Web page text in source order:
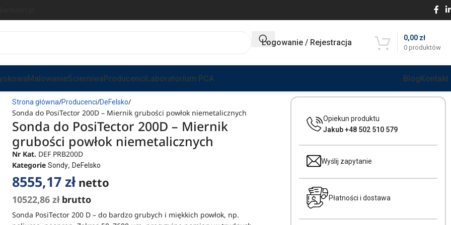
Logowanie / Rejestracja
0 produktów
0,00 zł
MalowanieŚcierniwaProducenciLaboratorium PCA BlogKontakt
Strona główna Producenci DeFelsko
Sonda do PosiTector 200D – Miernik grubości powłok niemetalicznych
Sonda do PosiTector 200D – Miernik
grubości powłok niemetalicznych
Nr Kat. DEF PRB200D
Kategorie Sondy, DeFelsko
8555,17złnetto
10522,86 złbrutto
Sonda PosiTector 200 D – do bardzo grubych i miękkich powłok, np.
Opiekun produktu
Jakub +48 502 510 579
Wyślij zapytanie
Płatności i dostawa